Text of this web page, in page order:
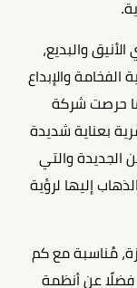
والبديع،
والإبداع
حرصت شركة
بعناية شديدة
والتي
إليها لرؤية
مُناسبة مع كم
فضلًا عن أنظمة